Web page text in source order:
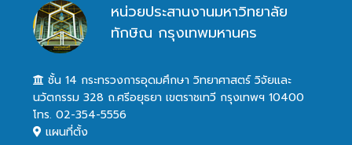
หน่วยประสานงานมหาวิทยาลัย
ทักษิณ กรุงเทพมหานคร
ชั้น 14 กระทรวงการอุดมศึกษา วิทยาศาสตร์ วิจัยและ
นวัตกรรม 328 ถ.ศรีอยุธยา เขตราชเทวี กรุงเทพฯ 10400
โทร. 02-354-5556
แผนที่ตั้ง